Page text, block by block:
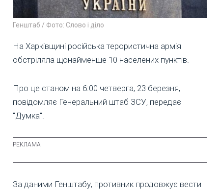
Генштаб / Фото: Слово і діло
На Харківщині російська терористична армія
обстріляла щонайменше 10 населених пунктів.
Про це станом на 6:00 четверга, 23 березня,
повідомляє Генеральний штаб ЗСУ, передає
"Думка".
За даними Генштабу, противник продовжує вести